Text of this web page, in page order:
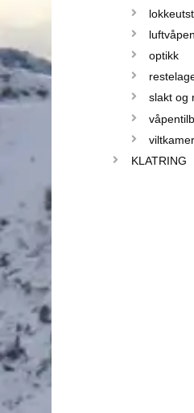
luftvåpen
optikk
slakt og
KLATRING